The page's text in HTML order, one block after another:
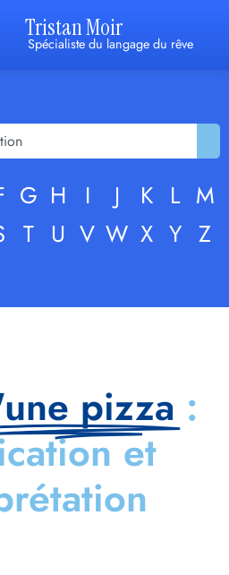
Tristan Moir
Spécialiste du langage du rêve
G H I J K L M
T U V W X Y Z
pizza :
et